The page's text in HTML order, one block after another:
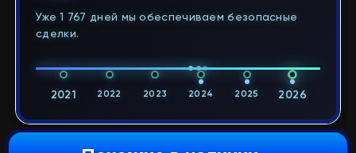
Уже 1 767 дней мы обеспечиваем безопасные
сделки.
2021 2022 2023 2024 2025 2026